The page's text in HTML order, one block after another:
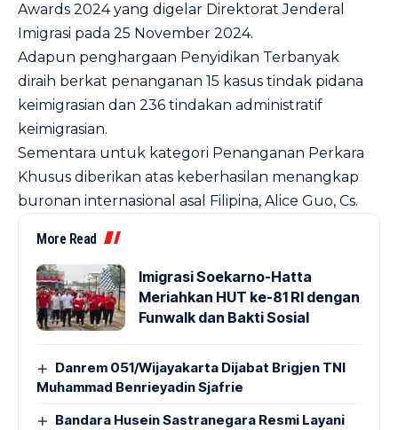
Awards 2024 yang digelar Direktorat Jenderal
Imigrasi pada 25 November 2024.
Adapun penghargaan Penyidikan Terbanyak
diraih berkat penanganan 15 kasus tindak pidana
keimigrasian dan 236 tindakan administratif
keimigrasian.
Sementara untuk kategori Penanganan Perkara
Khusus diberikan atas keberhasilan menangkap
buronan internasional asal Filipina, Alice Guo, Cs.
More Read
Imigrasi Soekarno-Hatta
Meriahkan HUT ke-81 RI dengan
Funwalk dan Bakti Sosial
Danrem 051/Wijayakarta Dijabat Brigjen TNI
Muhammad Benrieyadin Sjafrie
Bandara Husein Sastranegara Resmi Layani